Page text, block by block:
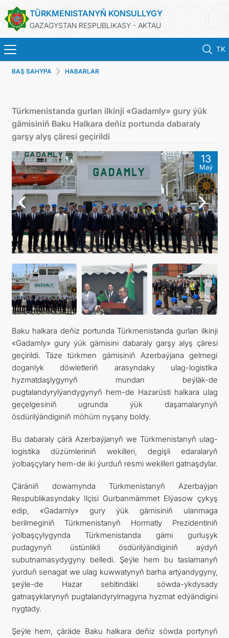
TÜRKMENISTANYŇ KONSULLYGY
GAZAGYSTAN RESPUBLIKASY - AKTAU
TK
BAŞ SAHYPA
TÜRKMENISTAN
KONSULLYK HYZMATLARY
KABUL EDILIŞIK
ARAGATNAŞYK
RESMINAMALAR
DYNÇ ALYŞ, BAÝRAMÇYLYK WE HATYRA GÜNLERI
BAŞ SAHYPA HABARLAR
Türkmenistanda gurlan ilkinji «Gadamly» gury ýük
gämisiniň Baku Halkara deňiz portunda dabaraly
garşy alyş çäresi geçirildi
13
Maý
Baku halkara deňiz portunda Türkmenistanda gurlan ilkinji
«Gadamly» gury ýük gämisini dabaraly garşy alyş çäresi
geçirildi. Täze türkmen gämisiniň Azerbaýjana gelmegi
doganlyk döwletleriň arasyndaky ulag-logistika
hyzmatdaşlygynyň mundan beýläk-de
pugtalandyrylýandygynyň hem-de Hazarüsti halkara ulag
geçelgesiniň ugrunda ýük daşamalarynyň
ösdürilýändiginiň möhüm nyşany boldy.
Bu dabaraly çärä Azerbaýjanyň we Türkmenistanyň ulag-
logistika düzümleriniň wekilleri, degişli edaralaryň
ýolbaşçylary hem-de iki ýurduň resmi wekilleri gatnaşdylar.
Çäräniň dowamynda Türkmenistanyň Azerbaýjan
Respublikasyndaky Ilçisi Gurbanmämmet Elýasow çykyş
edip, «Gadamly» gury ýük gämisiniň ulanmaga
berilmeginiň Türkmenistanyň Hormatly Prezidentiniň
ýolbaşçylygynda Türkmenistanda gämi gurluşyk
pudagynyň üstünlikli ösdürilýändiginiň aýdyň
subutnamasydygyny belledi. Şeýle hem bu taslamanyň
ýurduň senagat we ulag kuwwatynyň barha artýandygyny,
şeýle-de Hazar sebitindäki söwda-ykdysady
gatnaşyklarynyň pugtalandyrylmagyna hyzmat edýändigini
nygtady.
Şeýle hem, çäräde Baku halkara deňiz söwda portynyň